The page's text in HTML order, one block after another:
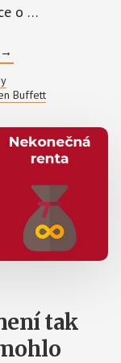
o …
ABOUT
JAK
SE
OBYČEJNÝ
ČLOVĚK
STÁT
FINANČNĚ
NEZÁVISLÝM
RENTIÉREM
→
Buffett
tak